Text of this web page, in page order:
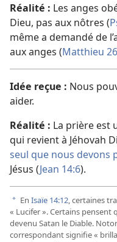
Réalité : Les anges
Dieu, pas aux nôtres (
même a demandé de
aux anges (Matthieu
Idée reçue : Nous
aider.
Réalité : La prière est
qui revient à Jéhovah
seul que nous devons
Jésus (Jean 14:6).
a En Isaïe 14:12, certaines
« Lucifer ». Certains pensent
devenu Satan le Diable.
correspondant signifie «